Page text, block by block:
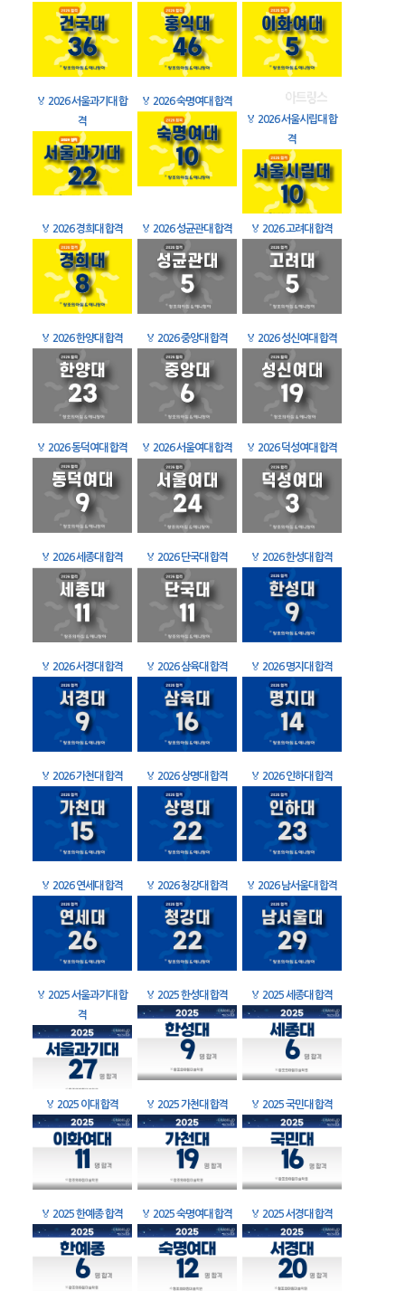
🏅 2026 서울과기대 합
격
🏅 2026 숙명여대 합격
🏅 2026 서울시립대 합
격
🏅 2026 경희대 합격 🏅 2026 성균관대 합격 🏅 2026 고려대 합격
🏅 2026 한양대 합격 🏅 2026 중앙대 합격 🏅 2026 성신여대 합격
🏅 2026 동덕여대 합격 🏅 2026 서울여대 합격 🏅 2026 덕성여대 합격
🏅 2026 세종대 합격 🏅 2026 단국대 합격 🏅 2026 한성대 합격
🏅 2026 서경대 합격 🏅 2026 삼육대 합격 🏅 2026 명지대 합격
🏅 2026 가천대 합격 🏅 2026 상명대 합격 🏅 2026 인하대 합격
🏅 2026 연세대 합격 🏅 2026 청강대 합격 🏅 2026 남서울대 합격
🏅 2025 서울과기대 합
격
🏅 2025 한성대 합격 🏅 2025 세종대 합격
🏅 2025 이대 합격 🏅 2025 가천대 합격 🏅 2025 국민대 합격
🏅 2025 한예종 합격 🏅 2025 숙명여대 합격 🏅 2025 서경대 합격